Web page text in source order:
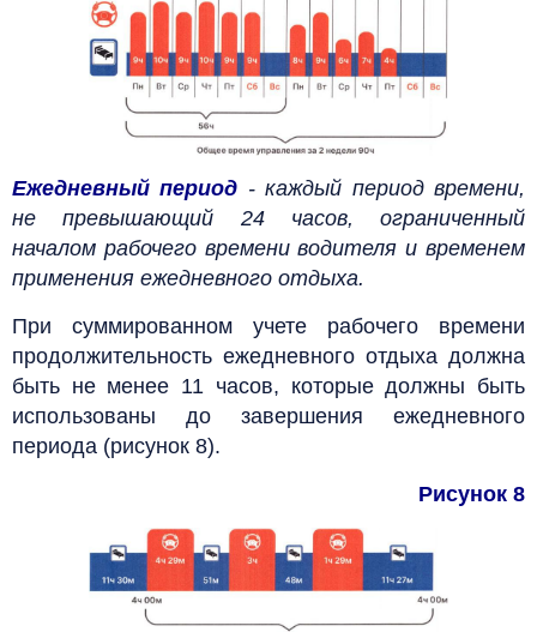
Ежедневный период - каждый период времени,
не превышающий 24 часов, ограниченный
началом рабочего времени водителя и временем
применения ежедневного отдыха.
При суммированном учете рабочего времени
продолжительность ежедневного отдыха должна
быть не менее 11 часов, которые должны быть
использованы до завершения ежедневного
периода (рисунок 8).
Рисунок 8